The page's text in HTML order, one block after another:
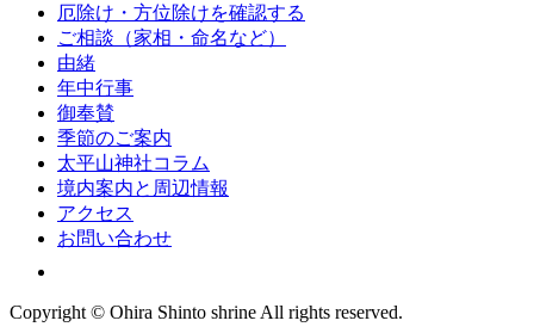
厄除け・方位除けを確認する
ご相談（家相・命名など）
由緒
年中行事
御奉賛
季節のご案内
太平山神社コラム
境内案内と周辺情報
アクセス
お問い合わせ
Copyright © Ohira Shinto shrine All rights reserved.